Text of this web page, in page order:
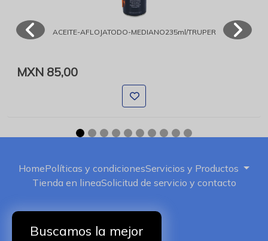
Buscamos la mejor
ACEITE-AFLOJATODO-MEDIANO235ml/TRUPER
MXN 85,00
HomePolíticas y condicionesServicios y Productos
Tienda en lineaSolicitud de servicio y contacto